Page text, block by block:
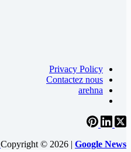
Privacy Policy
Contactez nous
arehna
Copyright © 2026 | Google News